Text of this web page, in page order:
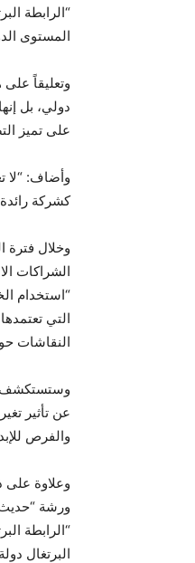
المستوى
دولي، بل
على تميز
وأضاف: “لا
كشركة رائدة
الشراكات
النقاشات
وستستكشف
عن تأثير
والفرص
البرتغال